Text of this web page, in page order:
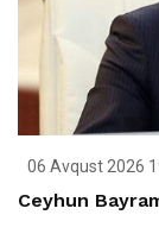
06 Avqust 2026
Ceyhun